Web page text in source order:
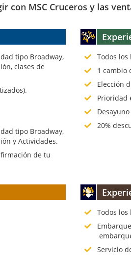
con MSC Cruceros y las
tipo Broadway,
clases de
tipo Broadway,
y Actividades.
de tu
Todos los
1 cambio
Elección
Prioridad
20%
Todos los
Servicio